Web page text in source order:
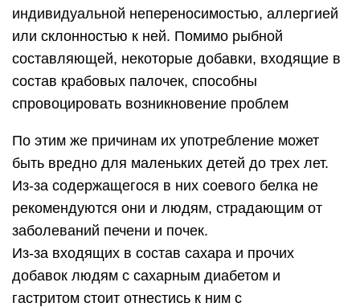
индивидуальной непереносимостью, аллергией
или склонностью к ней. Помимо рыбной
составляющей, некоторые добавки, входящие в
состав крабовых палочек, способны
спровоцировать возникновение проблем
По этим же причинам их употребление может
быть вредно для маленьких детей до трех лет.
Из-за содержащегося в них соевого белка не
рекомендуются они и людям, страдающим от
заболеваний печени и почек.
Из-за входящих в состав сахара и прочих
добавок людям с сахарным диабетом и
гастритом стоит отнестись к ним с